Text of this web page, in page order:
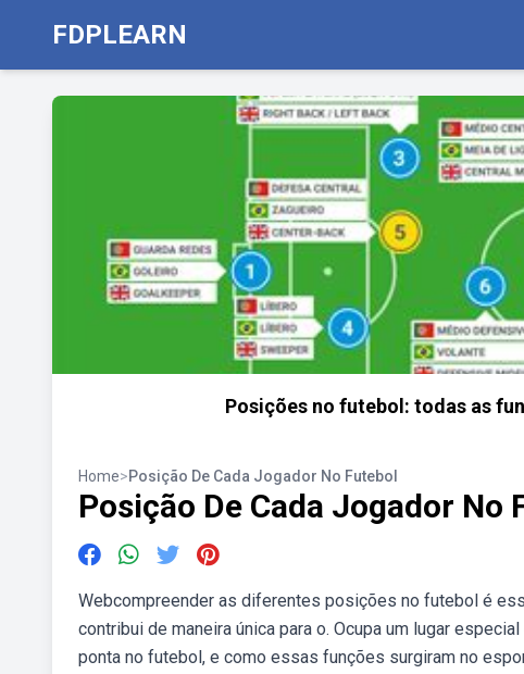
FDPLEARN
Posições no futebol: todas as
Home>Posição De Cada Jogador No Futebol
Posição De Cada Jogador No
Webcompreender as diferentes posições no futebol é
contribui de maneira única para o. Ocupa um lugar
ponta no futebol, e como essas funções surgiram no